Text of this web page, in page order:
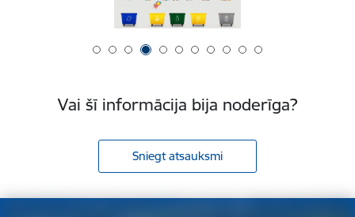
Vai šī informācija bija noderīga?
Sniegt atsauksmi